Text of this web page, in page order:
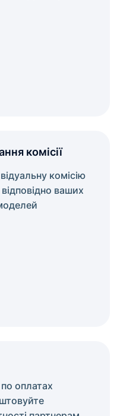
комісії
комісію
ваших
оплатах